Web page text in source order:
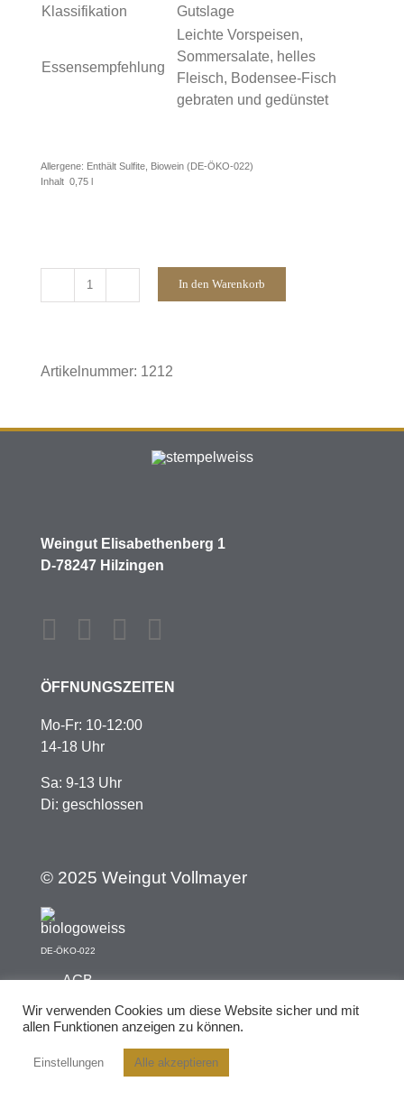
Klassifikation
Gutslage
Essensempfehlung
Leichte Vorspeisen,
Sommersalate, helles
Fleisch, Bodensee-Fisch
gebraten und gedünstet
Allergene: Enthält Sulfite, Biowein (DE-ÖKO-022)
Inhalt 0,75 l
2024
Menge
In den Warenkorb
Artikelnummer: 1212
Weingut Elisabethenberg 1
D-78247 Hilzingen
ÖFFNUNGSZEITEN
Mo-Fr: 10-12:00
14-18 Uhr
Sa: 9-13 Uhr
Di: geschlossen
© 2025 Weingut Vollmayer
DE-ÖKO-022
AGB
Widerrufsbelehrung
Impressum
Wir verwenden Cookies um diese Website sicher und mit
allen Funktionen anzeigen zu können.
Einstellungen Alle akzeptieren